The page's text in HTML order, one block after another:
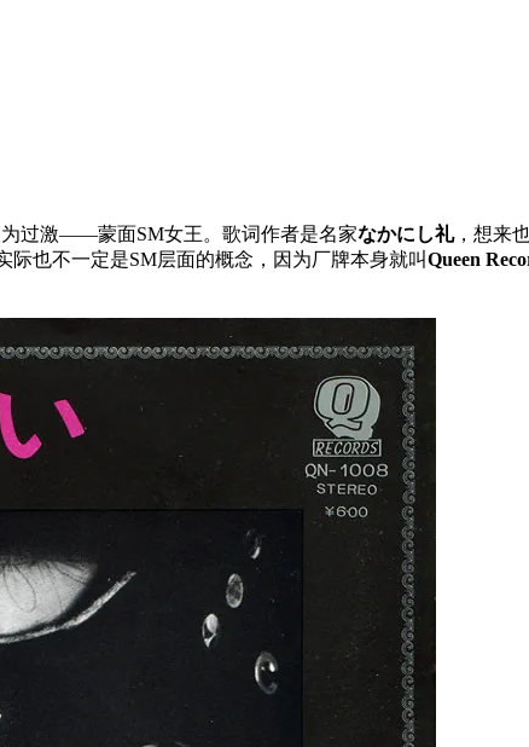
为过激——蒙面SM女王。歌词作者是名家なかにし礼，想来
也不一定是SM层面的概念，因为厂牌本身就叫Queen